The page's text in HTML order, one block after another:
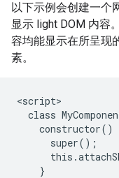
以下示例会创建一个
显示 light DOM 内容
容均能显示在所呈现
素。
<script>
class
constructor()
      super();
    }